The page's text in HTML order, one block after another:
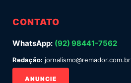
CONTATO
WhatsApp: (92) 98441-7562
Redação: jornalismo@remador.com.br
ANUNCIE